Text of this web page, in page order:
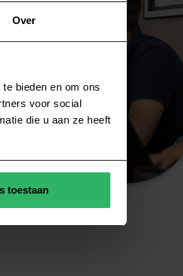
Over
bieden en om ons
voor social
die u aan ze heeft
toestaan